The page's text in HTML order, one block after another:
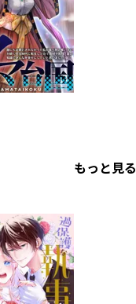
もっと見る